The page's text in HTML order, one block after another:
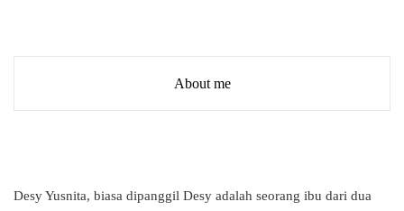
About me
Desy Yusnita, biasa dipanggil Desy adalah seorang ibu dari dua